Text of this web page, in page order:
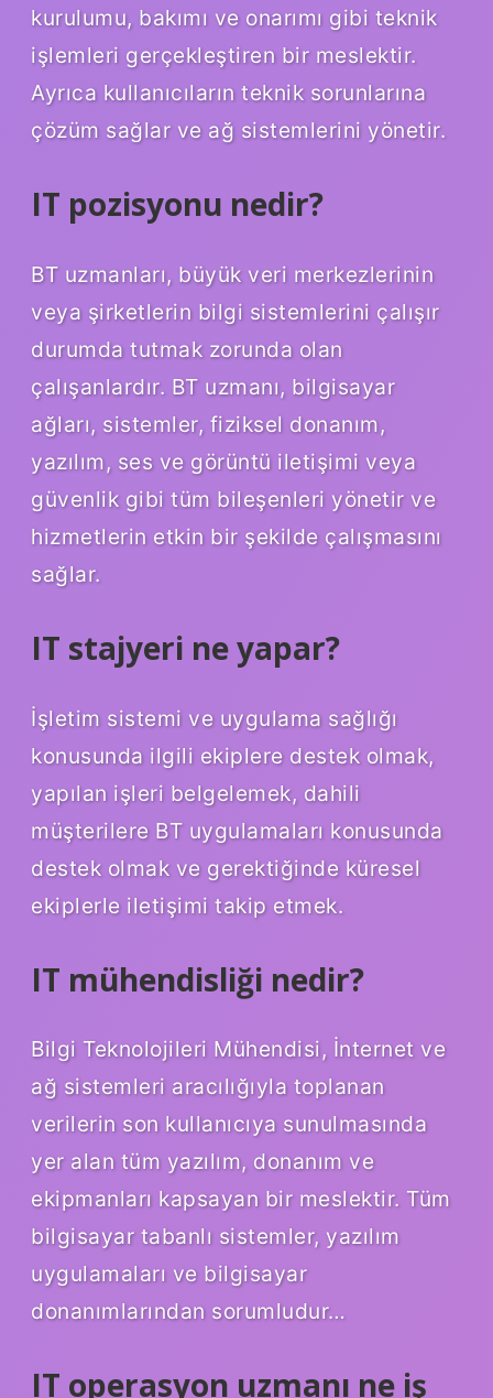
kurulumu, bakımı ve onarımı gibi teknik
işlemleri gerçekleştiren bir meslektir.
Ayrıca kullanıcıların teknik sorunlarına
çözüm sağlar ve ağ sistemlerini yönetir.
IT pozisyonu nedir?
BT uzmanları, büyük veri merkezlerinin
veya şirketlerin bilgi sistemlerini çalışır
durumda tutmak zorunda olan
çalışanlardır. BT uzmanı, bilgisayar
ağları, sistemler, fiziksel donanım,
yazılım, ses ve görüntü iletişimi veya
güvenlik gibi tüm bileşenleri yönetir ve
hizmetlerin etkin bir şekilde çalışmasını
sağlar.
IT stajyeri ne yapar?
İşletim sistemi ve uygulama sağlığı
konusunda ilgili ekiplere destek olmak,
yapılan işleri belgelemek, dahili
müşterilere BT uygulamaları konusunda
destek olmak ve gerektiğinde küresel
ekiplerle iletişimi takip etmek.
IT mühendisliği nedir?
Bilgi Teknolojileri Mühendisi, İnternet ve
ağ sistemleri aracılığıyla toplanan
verilerin son kullanıcıya sunulmasında
yer alan tüm yazılım, donanım ve
ekipmanları kapsayan bir meslektir. Tüm
bilgisayar tabanlı sistemler, yazılım
uygulamaları ve bilgisayar
donanımlarından sorumludur…
IT operasyon uzmanı ne iş